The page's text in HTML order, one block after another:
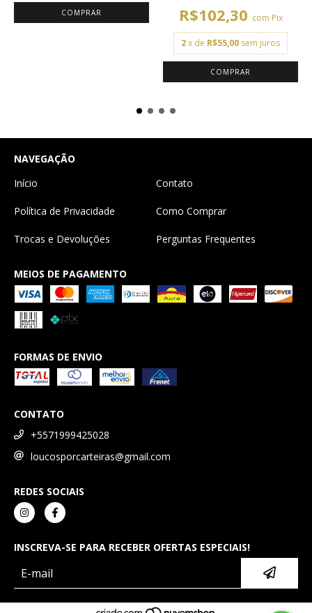
R$102,30 com Pix
2x de R$55,00 sem juros
NAVEGAÇÃO
Início
Contato
Política de Privacidade Como Comprar
Trocas e Devoluções Perguntas Frequentes
MEIOS DE PAGAMENTO
FORMAS DE ENVIO
CONTATO
+5571999425028
loucosporcarteiras@gmail.com
REDES SOCIAIS
INSCREVA-SE PARA RECEBER OFERTAS ESPECIAIS!